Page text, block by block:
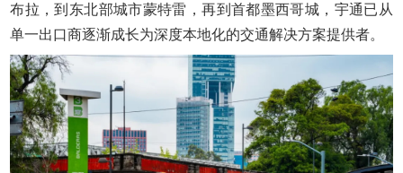
布拉，到东北部城市蒙特雷，再到首都墨西哥城，宇通已从
单一出口商逐渐成长为深度本地化的交通解决方案提供者。